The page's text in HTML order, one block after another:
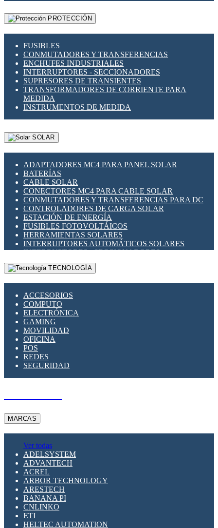
PROTECCIÓN
FUSIBLES
CONMUTADORES Y TRANSFERENCIAS
ENCHUFES INDUSTRIALES
INTERRUPTORES - SECCIONADORES
SUPRESORES DE TRANSIENTES
TRANSFORMADORES DE CORRIENTE PARA
MEDIDA
INSTRUMENTOS DE MEDIDA
SOLAR
ADAPTADORES MC4 PARA PANEL SOLAR
BATERÍAS
CABLE SOLAR
CONECTORES MC4 PARA CABLE SOLAR
CONMUTADORES Y TRANSFERENCIAS PARA DC
CONTROLADORES DE CARGA SOLAR
ESTACIÓN DE ENERGÍA
FUSIBLES FOTOVOLTÁICOS
HERRAMIENTAS SOLARES
INTERRUPTORES AUTOMÁTICOS SOLARES
INTERRUPTORES - SECCIONADORES
FOTOVOLTÁICOS
MONTAJE PANEL SOLAR
SUPRESOR DE TRANSIENTES SPDS PARA
APLICACIONES FOTOVOLTAICAS
TECNOLOGÍA
ACCESORIOS
COMPUTO
ELECTRÓNICA
GAMING
MOVILIDAD
OFICINA
POS
REDES
SEGURIDAD
MARCAS
Ver todas
ADELSYSTEM
ADVANTECH
ACREL
ARBOR TECHNOLOGY
ARESTECH
BANANA PI
CNLINKO
ETI
HELTEC AUTOMATION